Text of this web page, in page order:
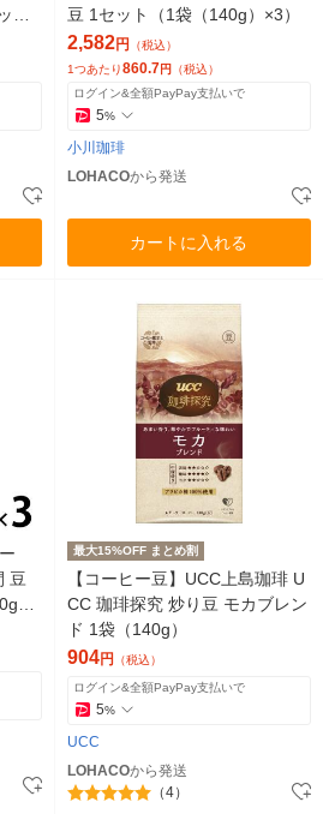
ト
豆 1セット（1袋（140g）×3）
2,582円 （税込）
1つあたり860.7 円 （税込）
ログイン&全額PayPay支払いで
5%
小川珈琲
LOHACOから発送
カートに入れる
豆
最大15%OFF まとめ割
【コーヒー豆】UCC上島珈琲 U
CC 珈琲探究 炒り豆 モカブレン
ド 1袋（140g）
904円 （税込）
ログイン&全額PayPay支払いで
5%
UCC
LOHACOから発送
（4）